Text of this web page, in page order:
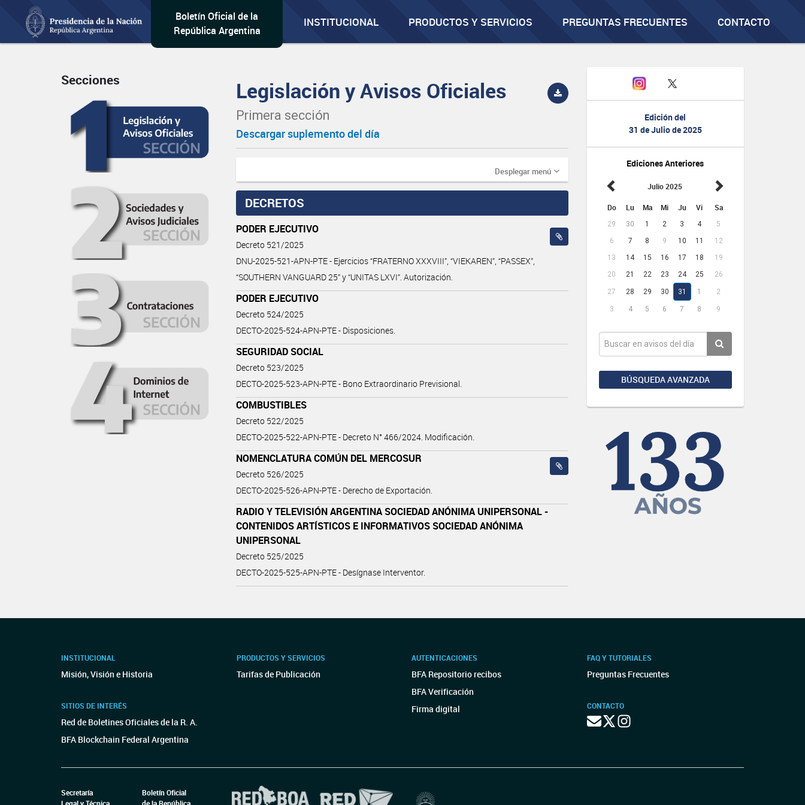
Boletín Oficial de la
República Argentina
INSTITUCIONAL PRODUCTOS Y SERVICIOS PREGUNTAS FRECUENTES CONTACTO
Edición del
31 de Julio de 2025
Ediciones Anteriores
Julio 2025
Do Lu Ma Mi Ju Vi Sa
29 30 1 2 3 4
5
6
7 8 9 10 11
12
13
14 15 16 17 18
19
20
21 22 23 24 25 26
27 28 29 30 31 1 2
3 4 5 6 7 8 9
BÚSQUEDA AVANZADA
Secciones Legislación y Avisos Oficiales
Primera sección
Descargar suplemento del día
Desplegar menú
DECRETOS
PODER EJECUTIVO
Decreto 521/2025
DNU-2025-521-APN-PTE - Ejercicios “FRATERNO XXXVIII”, “VIEKAREN”, “PASSEX”,
“SOUTHERN VANGUARD 25” y “UNITAS LXVI”. Autorización.
PODER EJECUTIVO
Decreto 524/2025
DECTO-2025-524-APN-PTE - Disposiciones.
SEGURIDAD SOCIAL
Decreto 523/2025
DECTO-2025-523-APN-PTE - Bono Extraordinario Previsional.
COMBUSTIBLES
Decreto 522/2025
DECTO-2025-522-APN-PTE - Decreto N° 466/2024. Modificación.
NOMENCLATURA COMÚN DEL MERCOSUR
Decreto 526/2025
DECTO-2025-526-APN-PTE - Derecho de Exportación.
RADIO Y TELEVISIÓN ARGENTINA SOCIEDAD ANÓNIMA UNIPERSONAL -
CONTENIDOS ARTÍSTICOS E INFORMATIVOS SOCIEDAD ANÓNIMA
UNIPERSONAL
Decreto 525/2025
DECTO-2025-525-APN-PTE - Desígnase Interventor.
INSTITUCIONAL
Misión, Visión e Historia
SITIOS DE INTERÉS
Red de Boletines Oficiales de la R. A.
BFA Blockchain Federal Argentina
PRODUCTOS Y SERVICIOS
Tarifas de Publicación
AUTENTICACIONES
BFA Repositorio recibos
BFA Verificación
Firma digital
FAQ Y TUTORIALES
Preguntas Frecuentes
CONTACTO
Secretaría
Legal y Técnica
Boletín Oficial